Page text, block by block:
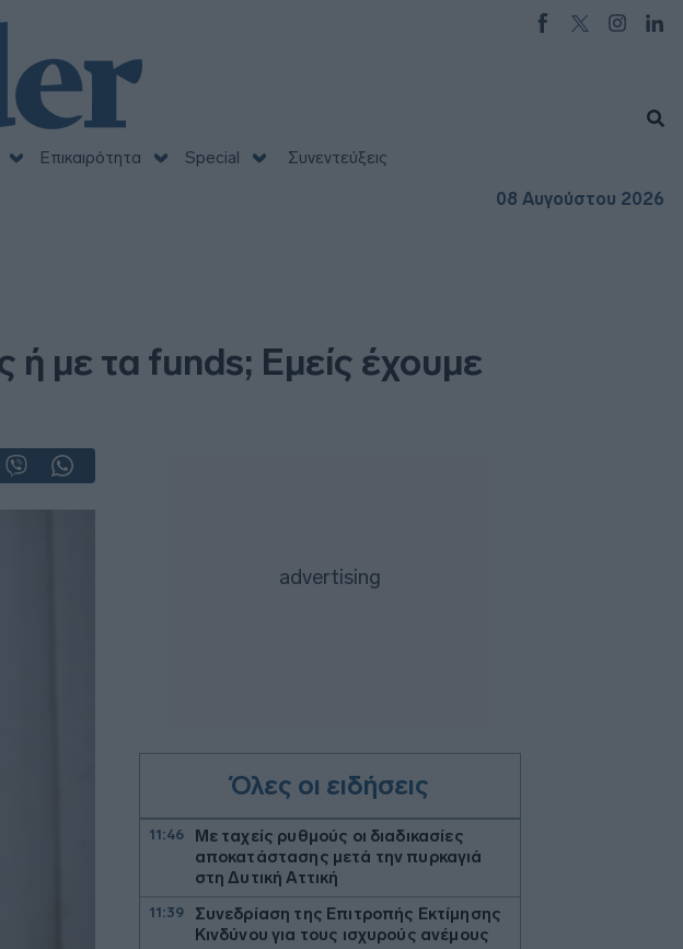
Επικαιρότητα Special
Συνεντεύξεις
08 Αυγούστου 2026
με τα funds; Εμείς έχουμε
Όλες οι ειδήσεις
11:46
Με ταχείς ρυθμούς οι διαδικασίες
αποκατάστασης μετά την πυρκαγιά
στη Δυτική Αττική
11:39
Συνεδρίαση της Επιτροπής Εκτίμησης
Κινδύνου για τους ισχυρούς ανέμους